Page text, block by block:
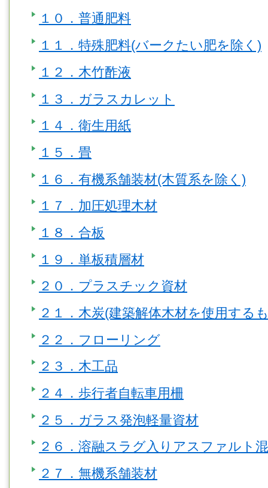
１０．普通肥料
１１．特殊肥料(バークたい肥を除く)
１２．木竹酢液
１３．ガラスカレット
１４．衛生用紙
１５．畳
１６．有機系舗装材(木質系を除く)
１７．加圧処理木材
１８．合板
１９．単板積層材
２０．プラスチック資材
２１．木炭(建築解体木材を使用する
２２．フローリング
２３．木工品
２４．歩行者自転車用柵
２５．ガラス発泡軽量資材
２６．溶融スラグ入りアスファルト
２７．無機系舗装材